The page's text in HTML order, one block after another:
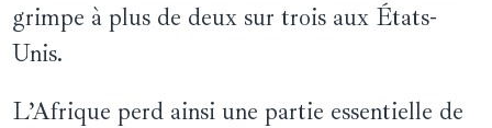
grimpe à plus de deux sur trois aux États-
Unis.
L’Afrique perd ainsi une partie essentielle de